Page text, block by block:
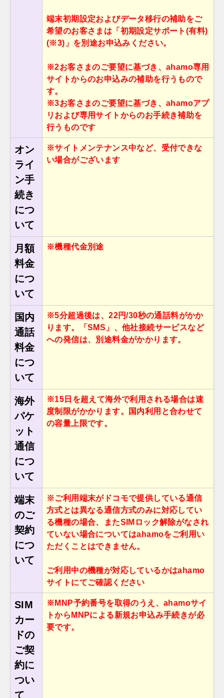
端末初期設定およびデータ移⾏の補助をご
希望のお客さまは「初期設定サポート(有料)
(※3)」を別途お申込みください。
※2お客さまのご要望に基づき、ahamo専⽤
サイトからのお申込みの補助を⾏うもので
す。
※3お客さまのご要望に基づき、ahamoアプ
リおよび専⽤サイトからのお⼿続き補助を
⾏うものです
オン
ライ
ン手
続き
につ
いて
※サイトメンテナンス中など、受付できな
い場合がございます
月額
料金
につ
いて
※機種代金別途
国内
通話
料金
につ
いて
※5分超過後は、22円/30秒の通話料がかか
ります。「SMS」、他社接続サービスなど
への発信は、別途料⾦がかかります。
海外
パケ
ット
通信
につ
いて
※15⽇を超えて海外で利⽤される場合は速
度制限がかかります。国内利⽤と合わせて
の容量上限です。
端末
のご
契約
につ
いて
※ご利⽤端末がドコモで提供している通信
⽅式とは異なる通信⽅式のみに対応してい
る機種の場合、またSIMロック解除がなされ
ていない場合についてはahamoをご利⽤い
ただくことはできません。
ご利⽤中の機種が対応しているかはahamo
サイトにてご確認ください
SIM
カー
ドの
ご契
約に
つい
て
※MNP予約番号を取得のうえ、ahamoサイ
トからMNPによる新規お申込み⼿続きが必
要です。